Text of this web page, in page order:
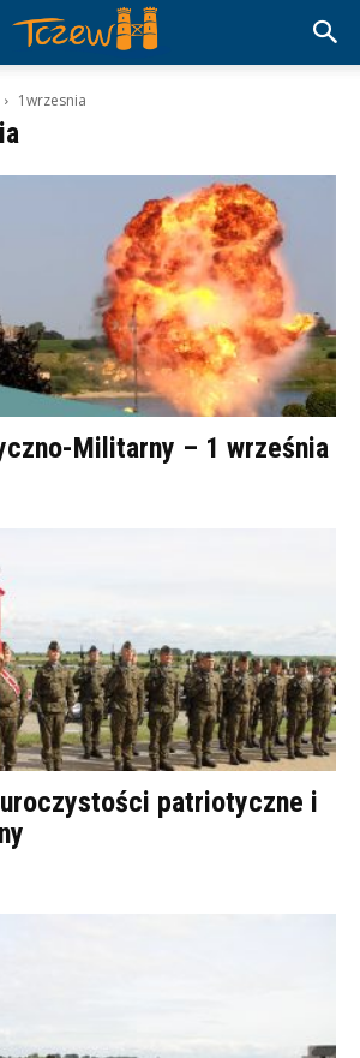
1wrzesnia
Militarny – 1 września
patriotyczne i